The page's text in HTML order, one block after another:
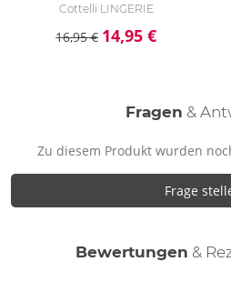
Cottelli LINGERIE
16,95 € 14,95 €
Fragen &
Zu diesem Produkt wurden
Frage
Bewertungen &